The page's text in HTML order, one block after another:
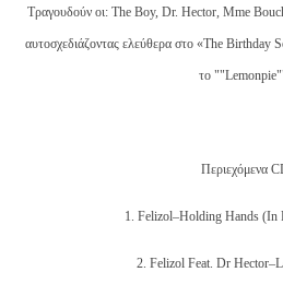
Τραγουδούν οι: The Boy, Dr. Hector, Mme
αυτοσχεδιάζοντας ελεύθερα στο «The Birthday
το
Περιεχόμενα
1. Felizol–Holding Hands (In
2. Felizol Feat. Dr